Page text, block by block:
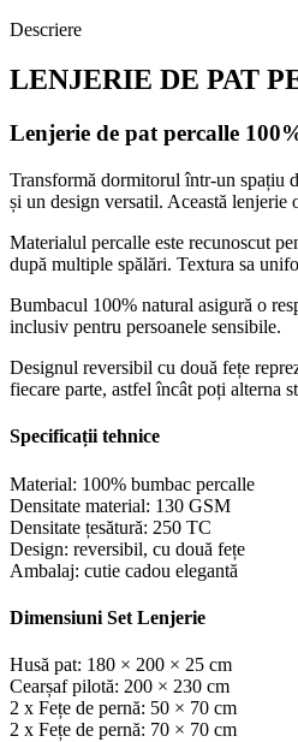
Descriere
LENJERIE DE PAT
Lenjerie de pat percalle
Transformă dormitorul într-un spațiu
și un design versatil. Această lenjerie
Materialul percalle este recunoscut
după multiple spălări. Textura sa
Bumbacul 100% natural asigură o
inclusiv pentru persoanele sensibile.
Designul reversibil cu două fețe
fiecare parte, astfel încât poți alterna
Specificații tehnice
Material: 100% bumbac percalle
Densitate material: 130 GSM
Densitate țesătură: 250 TC
Design: reversibil, cu două fețe
Ambalaj: cutie cadou elegantă
Dimensiuni Set Lenjerie
Husă pat: 180 × 200 × 25 cm
Cearșaf pilotă: 200 × 230 cm
2 x Fețe de pernă: 50 × 70 cm
2 x Fețe de pernă: 70 × 70 cm